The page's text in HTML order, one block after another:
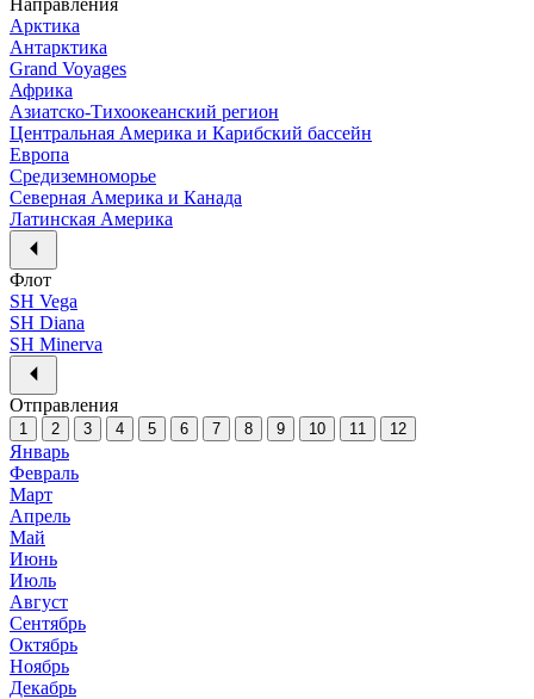
Направления
Арктика
Антарктика
Grand Voyages
Африка
Азиатско-Тихоокеанский регион
Центральная Америка и Карибский бассейн
Европа
Средиземноморье
Северная Америка и Канада
Латинская Америка
Флот
SH Vega
SH Diana
SH Minerva
Отправления
1 2 3 4 5 6 7 8 9 10 11 12
Январь
Февраль
Март
Апрель
Май
Июнь
Июль
Август
Сентябрь
Октябрь
Ноябрь
Декабрь